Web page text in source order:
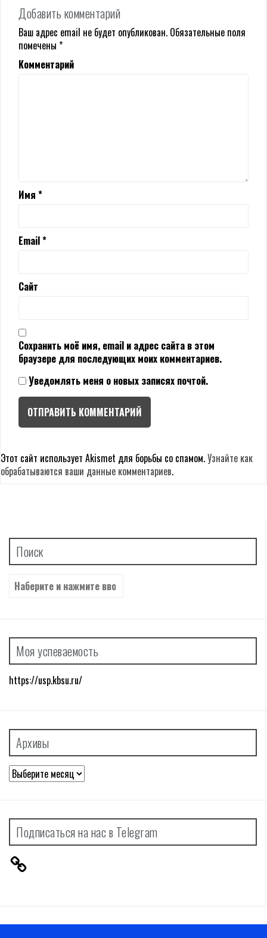
Добавить комментарий
Ваш адрес email не будет опубликован. Обязательные поля
помечены *
Комментарий
Имя *
Email*
Сайт
Сохранить моё имя, email и адрес сайта в этом
браузере для последующих моих комментариев.
Уведомлять меня о новых записях почтой.
Этот сайт использует Akismet для борьбы со спамом.Узнайте как
обрабатываются ваши данные комментариев.
Поиск
Найти:
Моя успеваемость
https://usp.kbsu.ru/
Архивы
Архивы
Подписаться на нас в Telegram